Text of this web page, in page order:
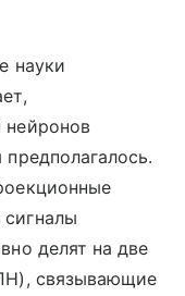
науки
нейронов
делят на две
связывающие